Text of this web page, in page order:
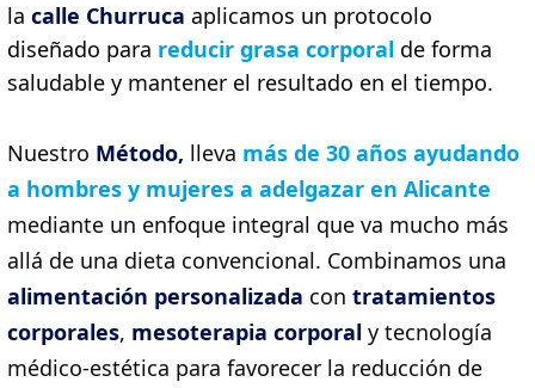
la calle Churruca aplicamos un protocolo
diseñado para reducir grasa corporal de forma
saludable y mantener el resultado en el tiempo.
Nuestro Método, lleva más de 30 años ayudando
a hombres y mujeres a adelgazar en Alicante
mediante un enfoque integral que va mucho más
allá de una dieta convencional. Combinamos una
alimentación personalizada con tratamientos
corporales, mesoterapia corporal y tecnología
médico-estética para favorecer la reducción de